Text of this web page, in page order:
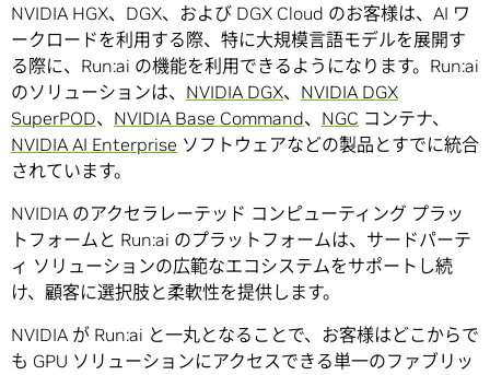
NVIDIA HGX、DGX、および DGX Cloud のお客様は、AI ワ
ークロードを利用する際、特に大規模言語モデルを展開す
る際に、Run:ai の機能を利用できるようになります。Run:ai
のソリューションは、 NVIDIA DGX、 NVIDIA DGX
SuperPOD、 NVIDIA Base Command、 NGC コンテナ、
NVIDIA AI Enterprise ソフトウェアなどの製品とすでに統合
されています。
NVIDIA のアクセラレーテッド コンピューティング プラッ
トフォームと Run:ai のプラットフォームは、サードパーテ
ィ ソリューションの広範なエコシステムをサポートし続
け、顧客に選択肢と柔軟性を提供します。
NVIDIA が Run:ai と一丸となることで、お客様はどこからで
も GPU ソリューションにアクセスできる単一のファブリッ